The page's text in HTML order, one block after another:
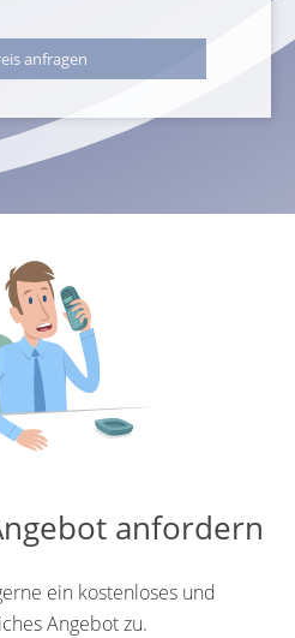
anfragen
anfordern
ein kostenloses und
Angebot zu.